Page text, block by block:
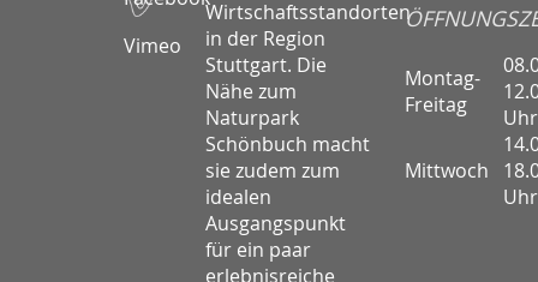
Vimeo
Wirtschaftsstandorten
in der Region
Stuttgart. Die
Nähe zum
Naturpark
Schönbuch macht
sie zudem zum
idealen
Ausgangspunkt
für ein paar
erlebnisreiche
Montag-
Freitag
Uhr
Mittwoch
Uhr